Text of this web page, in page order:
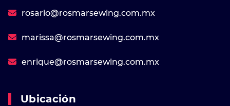
rosario@rosmarsewing.com.mx
marissa@rosmarsewing.com.mx
enrique@rosmarsewing.com.mx
Ubicación